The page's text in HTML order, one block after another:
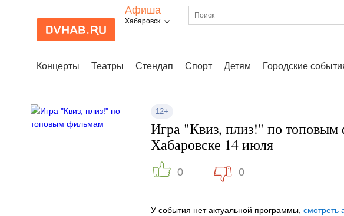
Афиша
Хабаровск
Концерты Театры Стендап Спорт Детям Городские
12+
Игра "Квиз, плиз!" по
Хабаровске 14 июля
0 0
У события нет актуальной программы, смотреть